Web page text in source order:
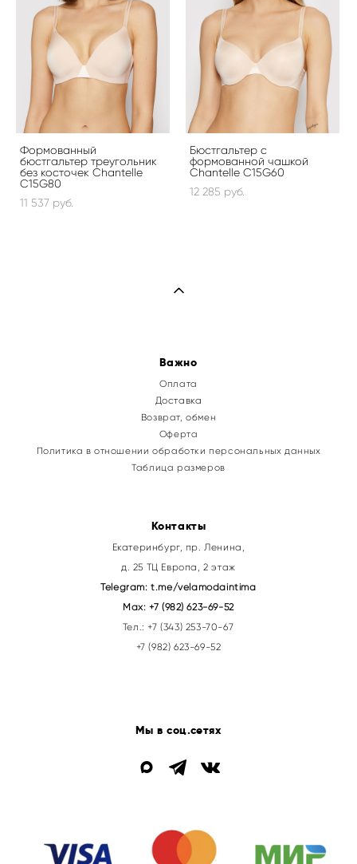
Формованный
бюстгальтер треугольник
без косточек Chantelle
C15G80
11 537 pуб.
Бюстгальтер с
формованной чашкой
Chantelle C15G60
12 285 pуб.
Важно
Оплата
Доставка
Возврат, обмен
Оферта
Политика в отношении обработки персональных данных
Таблица размеров
Контакты
Екатеринбург, пр. Ленина,
д. 25 ТЦ Европа, 2 этаж
Telegram:t.me/velamodaintima
Max:+7 (982) 623-69-52
Тел.:+7 (343) 253-70-67
+7 (982) 623-69-52
Мы в соц.сетях